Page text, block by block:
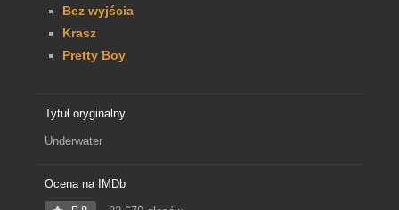
Bez wyjścia
Krasz
Pretty Boy
Tytuł oryginalny
Underwater
Ocena na IMDb